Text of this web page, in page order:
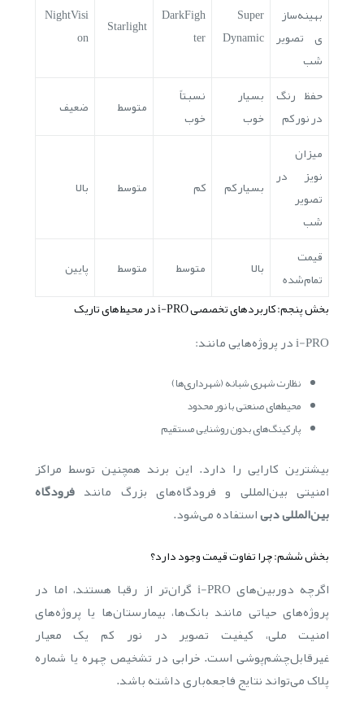
بهینه‌ساز
ی تصویر
شب
Super
Dynamic
DarkFigh
ter
Starlight
NightVisi
on
حفظ رنگ
در نور کم
بسیار
خوب
نسبتاً
خوب
متوسط ضعیف
میزان
نویز در
تصویر
شب
بسیار کم کم متوسط بالا
قیمت
تمام‌شده
بالا متوسط متوسط
پایین
بخش پنجم: کاربردهای تخصصی i-PRO در محیط‌های تاریک
i-PRO در پروژه‌هایی مانند:
نظارت شهری شبانه (شهرداری‌ها)
محیط‌های صنعتی با نور محدود
پارکینگ‌های بدون روشنایی مستقیم
بیشترین کارایی را دارد. این برند همچنین توسط مراکز
امنیتی بین‌المللی و فرودگاه‌های بزرگ مانندفرودگاه
بین‌المللی دبیاستفاده می‌شود.
بخش ششم: چرا تفاوت قیمت وجود دارد؟
اگرچه دوربین‌های i-PRO گران‌تر از رقبا هستند، اما در
پروژه‌های حیاتی مانند بانک‌ها، بیمارستان‌ها یا پروژه‌های
امنیت ملی، کیفیت تصویر در نور کم یک معیار
غیرقابل‌چشم‌پوشی است. خرابی در تشخیص چهره یا شماره
پلاک می‌تواند نتایج فاجعه‌باری داشته باشد.